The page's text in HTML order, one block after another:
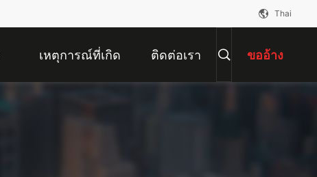
Thai
เหตุการณ์ที่เกิด ติดต่อเรา ขออ้าง